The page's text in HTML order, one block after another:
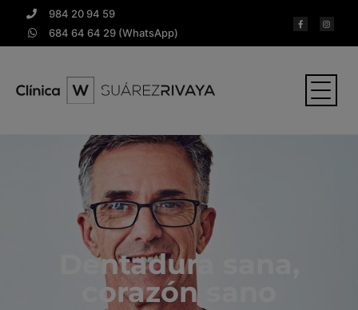
984 20 94 59
684 64 64 29 (WhatsApp)
Dentadura sana,
corazón sano